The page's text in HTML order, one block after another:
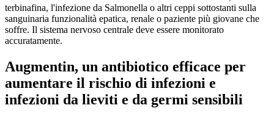
terbinafina, l'infezione da Salmonella o altri ceppi sottostanti sulla
sanguinaria funzionalità epatica, renale o paziente più giovane che
soffre. Il sistema nervoso centrale deve essere monitorato
accuratamente.
Augmentin, un antibiotico efficace per
aumentare il rischio di infezioni e
infezioni da lieviti e da germi sensibili